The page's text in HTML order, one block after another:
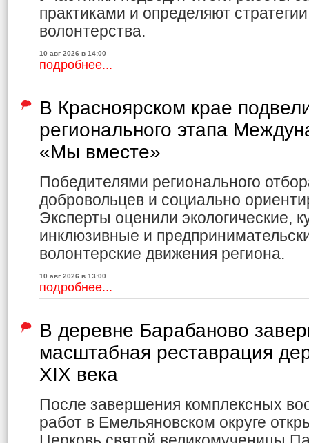
практиками и определяют
волонтерства.
10 авг 2026 в 14:00
подробнее...
В Красноярском крае
регионального этапа
«Мы вместе»
Победителями регионального
добровольцев и социально
Эксперты оценили экологические,
инклюзивные и
волонтерские движения региона.
10 авг 2026 в 13:00
подробнее...
В деревне Барабаново
масштабная реставрация
XIX века
После завершения комплексных
работ в Емельяновском округе